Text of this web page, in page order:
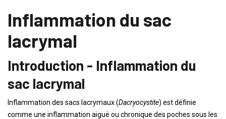
Inflammation du sac
lacrymal
Introduction - Inflammation du
sac lacrymal
Inflammation des sacs lacrymaux (Dacryocystite) est définie
comme une inflammation aiguë ou chronique des poches sous les